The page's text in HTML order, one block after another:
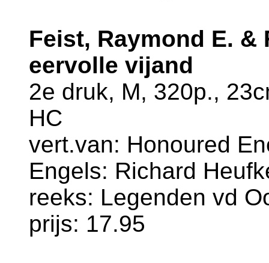
Feist, Raymond E.
eervolle vijand
2e druk, M, 320p.,
HC
vert.van: Honoured
Engels: Richard
reeks: Legenden vd
prijs: 17.95